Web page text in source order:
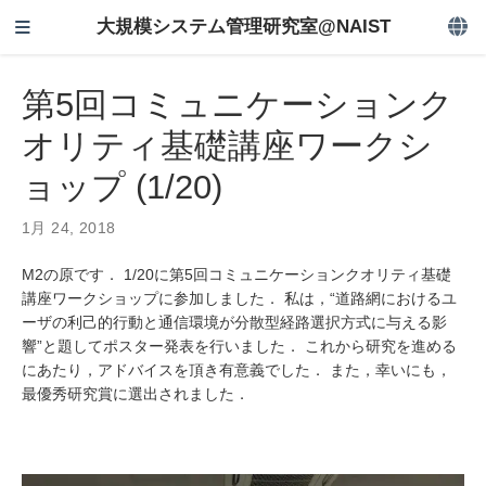
大規模システム管理研究室@NAIST
第5回コミュニケーションク
オリティ基礎講座ワークシ
ョップ (1/20)
1月 24, 2018
M2の原です． 1/20に第5回コミュニケーションクオリティ基礎
講座ワークショップに参加しました． 私は，“道路網におけるユ
ーザの利己的行動と通信環境が分散型経路選択方式に与える影
響”と題してポスター発表を行いました． これから研究を進める
にあたり，アドバイスを頂き有意義でした． また，幸いにも，
最優秀研究賞に選出されました．